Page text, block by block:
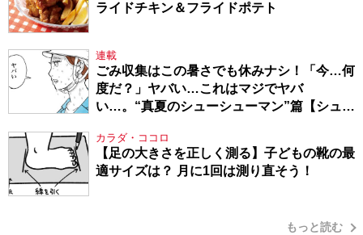
ライドチキン＆フライドポテト
連載
ごみ収集はこの暑さでも休みナシ！「今…何
度だ？」ヤバい…これはマジでヤバ
い…。“真夏のシューシューマン”篇【シュー
カラダ・ココロ
【足の大きさを正しく測る】子どもの靴の最
適サイズは？ 月に1回は測り直そう！
もっと読む